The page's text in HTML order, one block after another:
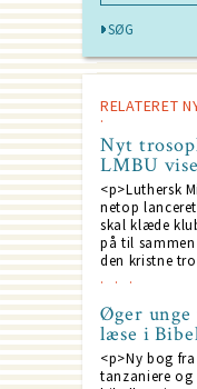
RELATERET
Nyt
LMBU
<p>Luthersk
netop
skal klæde
på til
den kristne
Øger
læse i
<p>Ny bog
tanzaniere og